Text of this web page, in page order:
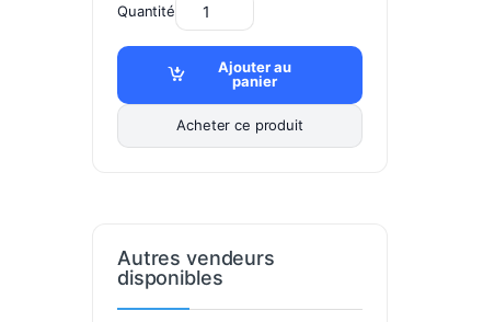
Quantité
Ajouter au
panier
Acheter ce produit
Autres vendeurs
disponibles